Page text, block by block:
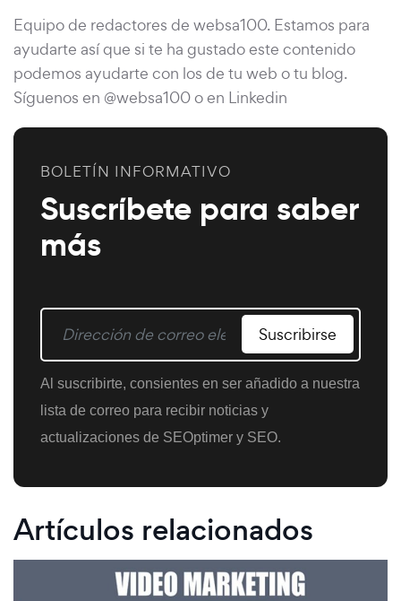
Equipo de redactores de websa100. Estamos para
ayudarte así que si te ha gustado este contenido
podemos ayudarte con los de tu web o tu blog.
Síguenos en @websa100 o en Linkedin
BOLETÍN INFORMATIVO
Suscríbete para saber
más
Suscribirse
Al suscribirte, consientes en ser añadido a nuestra
lista de correo para recibir noticias y
actualizaciones de SEOptimer y SEO.
Artículos relacionados